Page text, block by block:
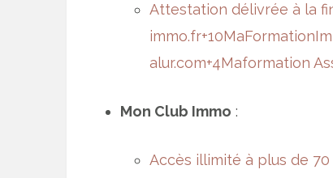
Attestation délivrée à la
immo.fr+10
alur.com+4Maformation
Mon Club Immo :
Accès illimité à plus de